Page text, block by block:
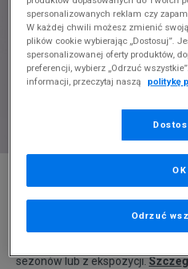
sezonów lub z ekspozycji.
spersonalizowanych reklam czy
W każdej chwili możesz zmienić
plików cookie wybierając „Dostosuj”.
spersonalizowanej oferty produktów,
preferencji, wybierz „Odrzuć
informacji, przeczytaj naszą
politykę
Odrzuć
OK